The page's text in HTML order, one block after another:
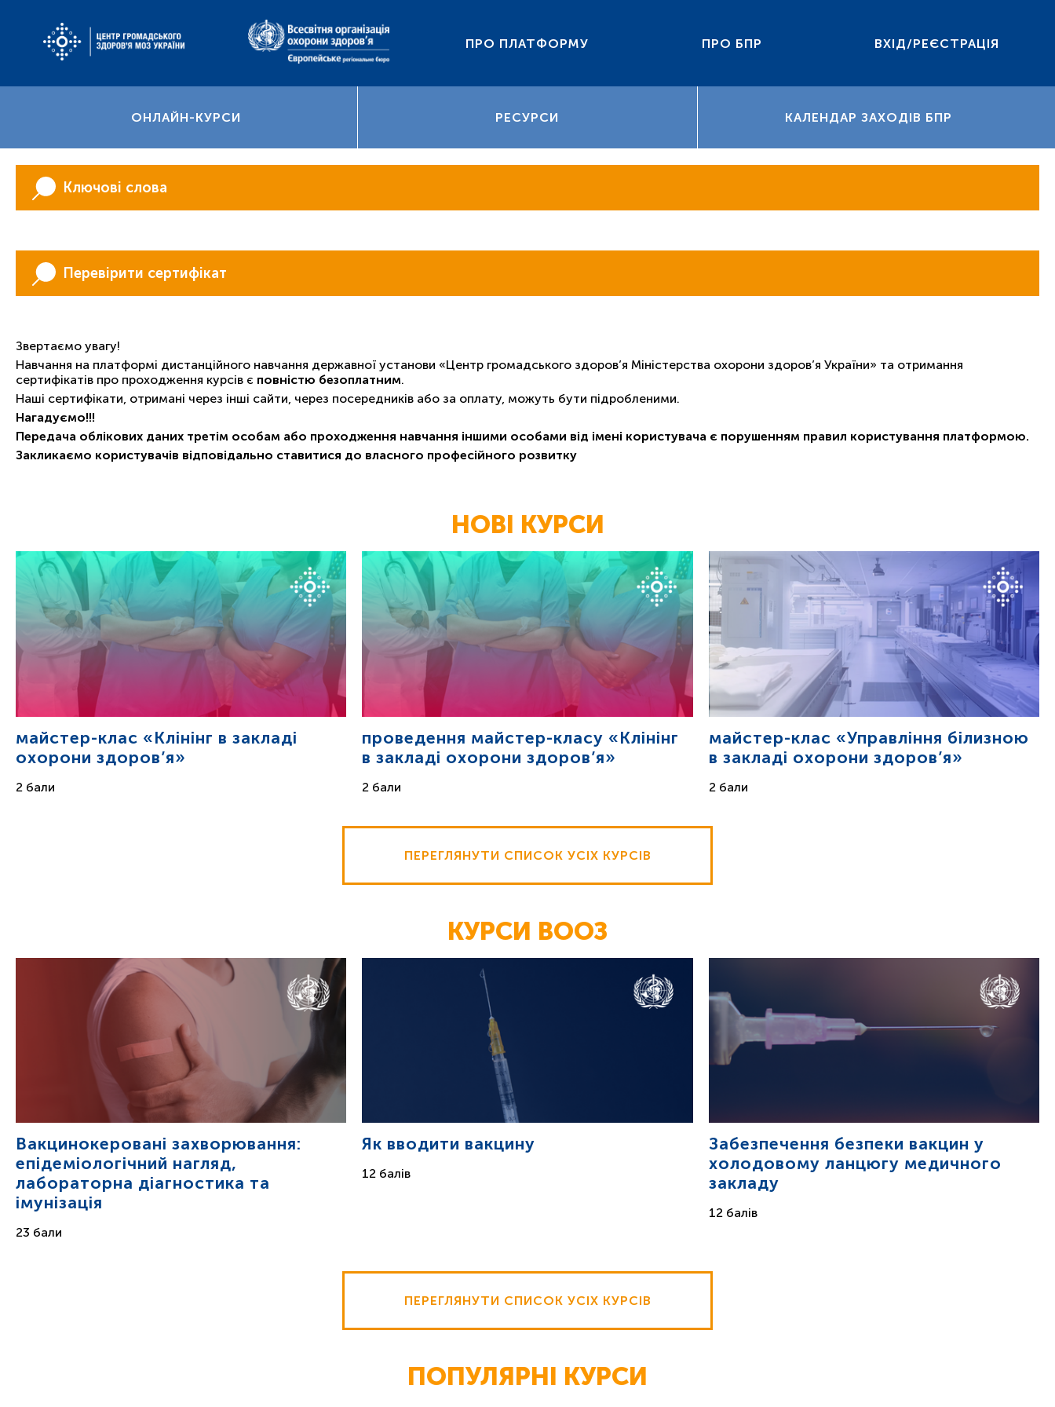
ПРО ПЛАТФОРМУ ПРО БПР ВХІД/РЕЄСТРАЦІЯ
ОНЛАЙН-КУРСИ РЕСУРСИ КАЛЕНДАР ЗАХОДІВ БПР
Ключові слова
Перевірити сертифікат
Звертаємо увагу!
Навчання на платформі дистанційного навчання державної установи «Центр громадського здоров’я Міністерства охорони здоров’я України» та отримання
сертифікатів про проходження курсів є повністю безоплатним.
Наші сертифікати, отримані через інші сайти, через посередників або за оплату, можуть бути підробленими.
Нагадуємо!!!
Передача облікових даних третім особам або проходження навчання іншими особами від імені користувача є порушенням правил користування платформою.
Закликаємо користувачів відповідально ставитися до власного професійного розвитку
НОВІ КУРСИ
майстер-клас «Клінінг в закладі
охорони здоров’я»
2 бали
проведення майстер-класу «Клінінг
в закладі охорони здоров’я»
2 бали
майстер-клас «Управління білизною
в закладі охорони здоров’я»
2 бали
ПЕРЕГЛЯНУТИ СПИСОК УСІХ КУРСІВ
КУРСИ ВООЗ
Вакцинокеровані захворювання:
епідеміологічний нагляд,
лабораторна діагностика та
імунізація
23 бали
Як вводити вакцину
12 балів
Забезпечення безпеки вакцин у
холодовому ланцюгу медичного
закладу
12 балів
ПЕРЕГЛЯНУТИ СПИСОК УСІХ КУРСІВ
ПОПУЛЯРНІ КУРСИ